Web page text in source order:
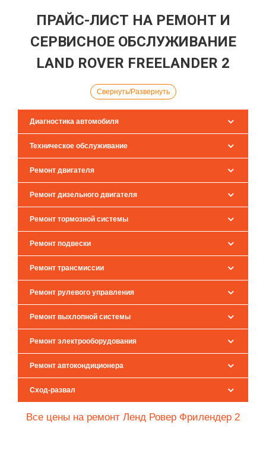
ПРАЙС-ЛИСТ НА РЕМОНТ И
СЕРВИСНОЕ ОБСЛУЖИВАНИЕ
LAND ROVER FREELANDER 2
Свернуть/Развернуть
Диагностика автомобиля
Техническое обслуживание
Ремонт двигателя
Ремонт дизельного двигателя
Ремонт тормозной системы
Ремонт подвески
Ремонт трансмиссии
Ремонт рулевого управления
Ремонт выхлопной системы
Ремонт электрооборудования
Ремонт автокондиционера
Сход-развал
Все цены на ремонт Ленд Ровер Фрилендер 2